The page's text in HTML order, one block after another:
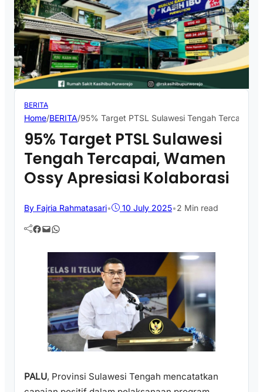
BERITA
Home/BERITA/95% Target PTSL Sulawesi Tengah Tercapai,
95% Target PTSL Sulawesi
Tengah Tercapai, Wamen
Ossy Apresiasi Kolaborasi
By Fajria Rahmatasari• 10 July 2025•2 Min read
Facebook Mail WhatsApp
PALU, Provinsi Sulawesi Tengah mencatatkan